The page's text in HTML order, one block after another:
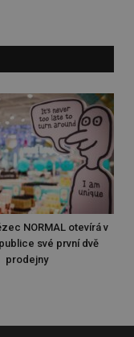
NORMAL otevírá v
své první dvě
prodejny